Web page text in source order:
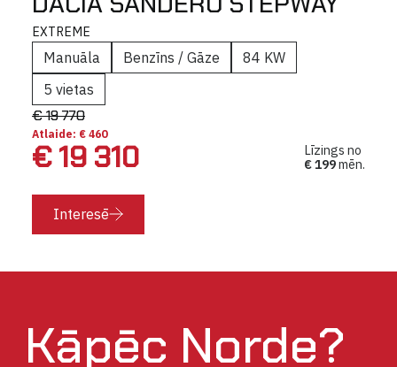
EXTREME
Manuāla Benzīns / Gāze
84 KW
5 vietas
€ 19 770
Atlaide: € 460
€ 19 310
Līzings no
€ 199mēn.
Interesē
Kāpēc Norde?